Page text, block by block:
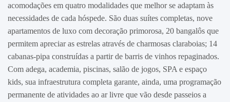
acomodações em quatro modalidades que melhor se adaptam às
necessidades de cada hóspede. São duas suítes completas, nove
apartamentos de luxo com decoração primorosa, 20 bangalôs que
permitem apreciar as estrelas através de charmosas claraboias; 14
cabanas-pipa construídas a partir de barris de vinhos repaginados.
Com adega, academia, piscinas, salão de jogos, SPA e espaço
kids, sua infraestrutura completa garante, ainda, uma programação
permanente de atividades ao ar livre que vão desde passeios a